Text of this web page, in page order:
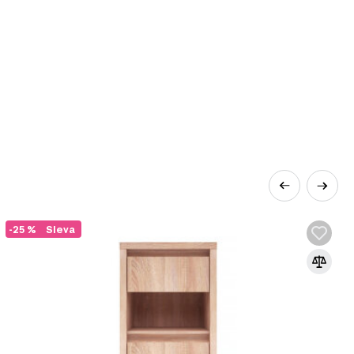
svěží a nadčasový vzhled, který
pomůže najít kousky, které jsou nejen
Zde jsou hlavní výhody moderního
čistými liniemi a jednoduchými tvary, což
Sleva
-25 %